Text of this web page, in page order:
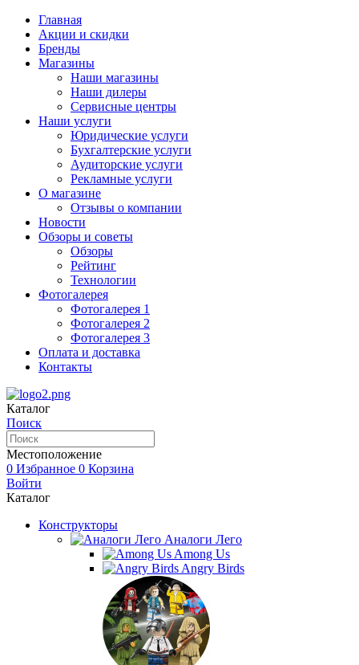
Главная
Акции и скидки
Бренды
Магазины
Наши магазины
Наши дилеры
Сервисные центры
Наши услуги
Юридические услуги
Бухгалтерские услуги
Аудиторские услуги
Рекламные услуги
О магазине
Отзывы о компании
Новости
Обзоры и советы
Обзоры
Рейтинг
Технологии
Фотогалерея
Фотогалерея 1
Фотогалерея 2
Фотогалерея 3
Оплата и доставка
Контакты
Каталог
Поиск
Местоположение
0 Избранное 0 Корзина
Войти
Каталог
Конструкторы
Аналоги Лего
Among Us
Angry Birds